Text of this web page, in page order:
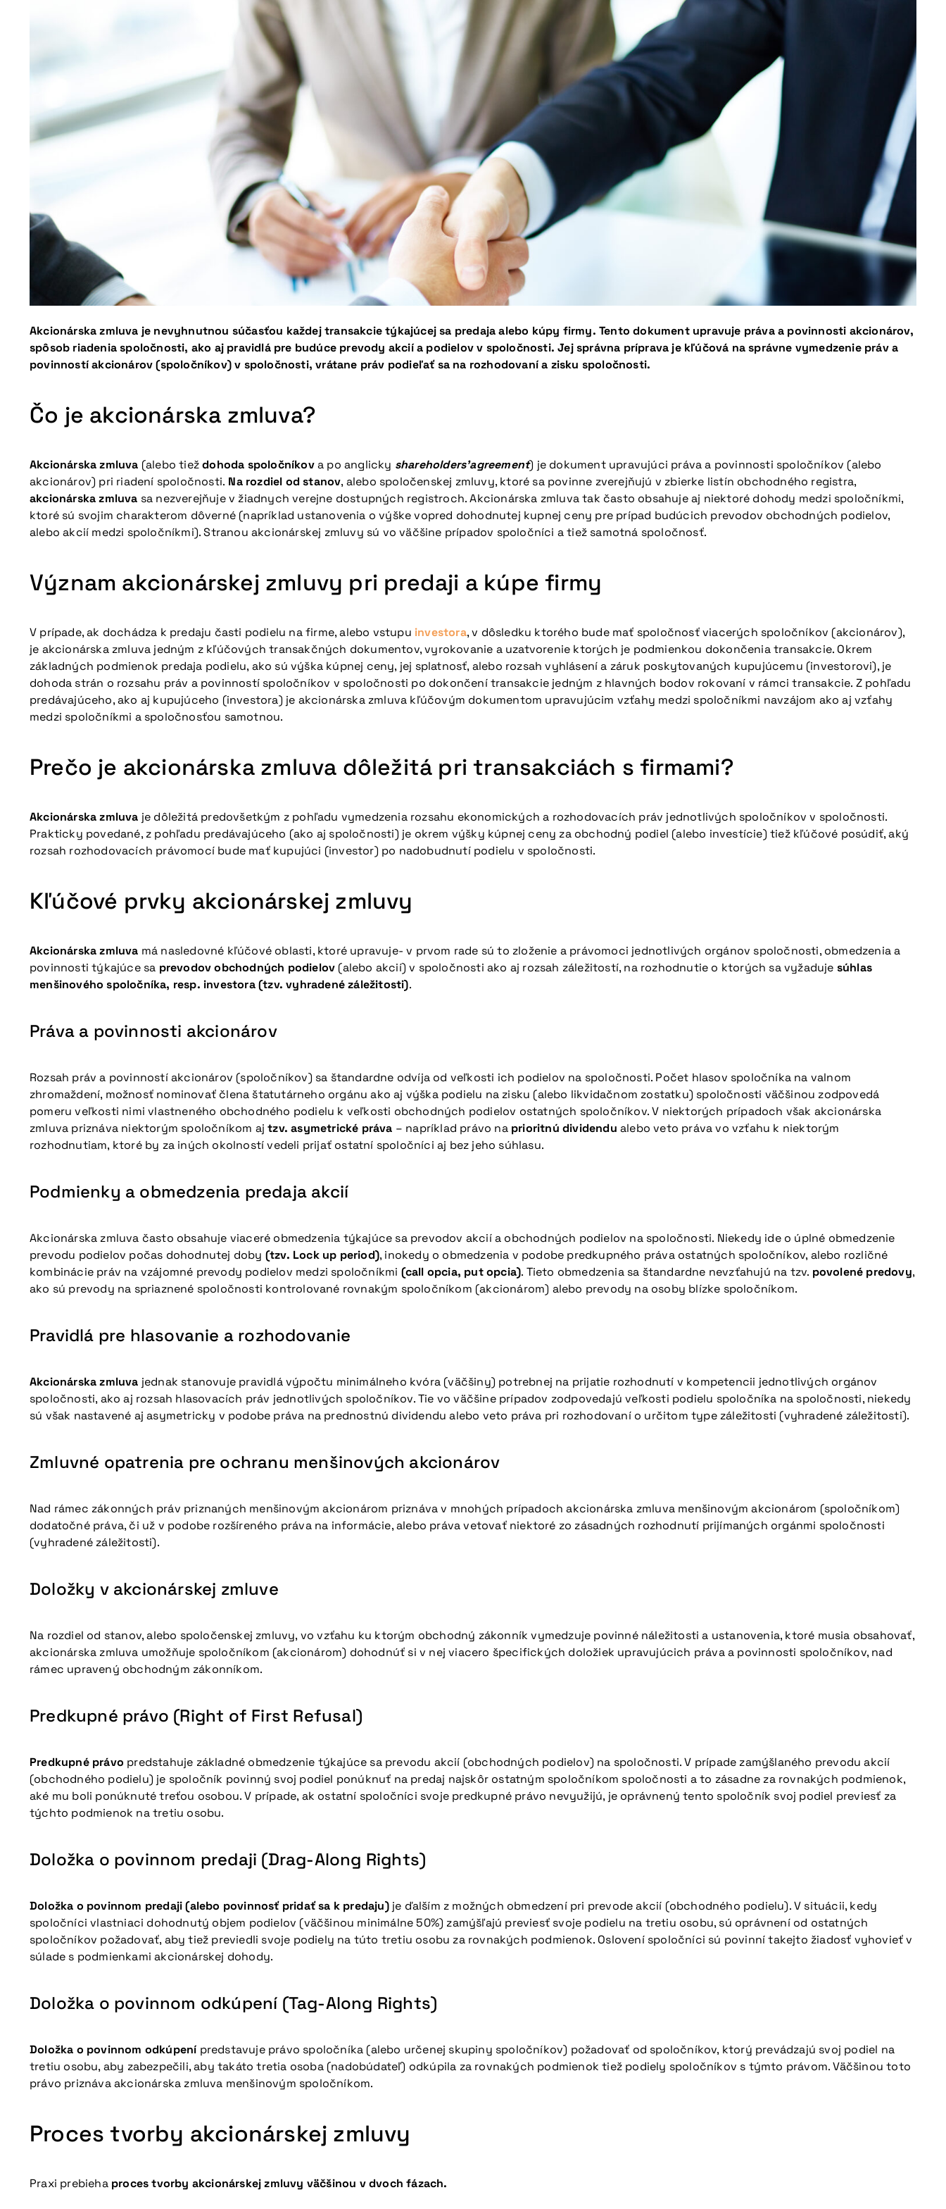
Akcionárska zmluva je nevyhnutnou súčasťou každej transakcie týkajúcej sa predaja alebo kúpy firmy. Tento dokument upravuje práva a povinnosti akcionárov,
spôsob riadenia spoločnosti, ako aj pravidlá pre budúce prevody akcií a podielov v spoločnosti. Jej správna príprava je kľúčová na správne vymedzenie práv a
povinností akcionárov (spoločníkov) v spoločnosti, vrátane práv podieľať sa na rozhodovaní a zisku spoločnosti.
Čo je akcionárska zmluva?
Akcionárska zmluva (alebo tieždohoda spoločníkova po anglicky shareholders’agreement) je dokument upravujúci práva a povinnosti spoločníkov (alebo
akcionárov) pri riadení spoločnosti. Na rozdiel od stanov, alebo spoločenskej zmluvy, ktoré sa povinne zverejňujú v zbierke listín obchodného registra,
akcionárska zmluva sa nezverejňuje v žiadnych verejne dostupných registroch. Akcionárska zmluva tak často obsahuje aj niektoré dohody medzi spoločníkmi,
ktoré sú svojim charakterom dôverné (napríklad ustanovenia o výške vopred dohodnutej kupnej ceny pre prípad budúcich prevodov obchodných podielov,
alebo akcií medzi spoločníkmi). Stranou akcionárskej zmluvy sú vo väčšine prípadov spoločníci a tiež samotná spoločnosť.
Význam akcionárskej zmluvy pri predaji a kúpe firmy
V prípade, ak dochádza k predaju časti podielu na firme, alebo vstupu investora, v dôsledku ktorého bude mať spoločnosť viacerých spoločníkov (akcionárov),
je akcionárska zmluva jedným z kľúčových transakčných dokumentov, vyrokovanie a uzatvorenie ktorých je podmienkou dokončenia transakcie. Okrem
základných podmienok predaja podielu, ako sú výška kúpnej ceny, jej splatnosť, alebo rozsah vyhlásení a záruk poskytovaných kupujúcemu (investorovi), je
dohoda strán o rozsahu práv a povinností spoločníkov v spoločnosti po dokončení transakcie jedným z hlavných bodov rokovaní v rámci transakcie. Z pohľadu
predávajúceho, ako aj kupujúceho (investora) je akcionárska zmluva kľúčovým dokumentom upravujúcim vzťahy medzi spoločníkmi navzájom ako aj vzťahy
medzi spoločníkmi a spoločnosťou samotnou.
Prečo je akcionárska zmluva dôležitá pri transakciách s firmami?
Akcionárska zmluva je dôležitá predovšetkým z pohľadu vymedzenia rozsahu ekonomických a rozhodovacích práv jednotlivých spoločníkov v spoločnosti.
Prakticky povedané, z pohľadu predávajúceho (ako aj spoločnosti) je okrem výšky kúpnej ceny za obchodný podiel (alebo investície) tiež kľúčové posúdiť, aký
rozsah rozhodovacích právomocí bude mať kupujúci (investor) po nadobudnutí podielu v spoločnosti.
Kľúčové prvky akcionárskej zmluvy
Akcionárska zmluva má nasledovné kľúčové oblasti, ktoré upravuje- v prvom rade sú to zloženie a právomoci jednotlivých orgánov spoločnosti, obmedzenia a
povinnosti týkajúce sa prevodov obchodných podielov (alebo akcií) v spoločnosti ako aj rozsah záležitostí, na rozhodnutie o ktorých sa vyžaduje súhlas
menšinového spoločníka, resp. investora (tzv. vyhradené záležitosti).
Práva a povinnosti akcionárov
Rozsah práv a povinností akcionárov (spoločníkov) sa štandardne odvíja od veľkosti ich podielov na spoločnosti. Počet hlasov spoločníka na valnom
zhromaždení, možnosť nominovať člena štatutárneho orgánu ako aj výška podielu na zisku (alebo likvidačnom zostatku) spoločnosti väčšinou zodpovedá
pomeru veľkosti nimi vlastneného obchodného podielu k veľkosti obchodných podielov ostatných spoločníkov. V niektorých prípadoch však akcionárska
zmluva priznáva niektorým spoločníkom aj tzv. asymetrické práva – napríklad právo na prioritnú dividendu alebo veto práva vo vzťahu k niektorým
rozhodnutiam, ktoré by za iných okolností vedeli prijať ostatní spoločníci aj bez jeho súhlasu.
Podmienky a obmedzenia predaja akcií
Akcionárska zmluva často obsahuje viaceré obmedzenia týkajúce sa prevodov akcií a obchodných podielov na spoločnosti. Niekedy ide o úplné obmedzenie
prevodu podielov počas dohodnutej doby (tzv. Lock up period), inokedy o obmedzenia v podobe predkupného práva ostatných spoločníkov, alebo rozličné
kombinácie práv na vzájomné prevody podielov medzi spoločníkmi (call opcia, put opcia). Tieto obmedzenia sa štandardne nevzťahujú na tzv. povolené predovy,
ako sú prevody na spriaznené spoločnosti kontrolované rovnakým spoločníkom (akcionárom) alebo prevody na osoby blízke spoločníkom.
Pravidlá pre hlasovanie a rozhodovanie
Akcionárska zmluva jednak stanovuje pravidlá výpočtu minimálneho kvóra (väčšiny) potrebnej na prijatie rozhodnutí v kompetencii jednotlivých orgánov
spoločnosti, ako aj rozsah hlasovacích práv jednotlivých spoločníkov. Tie vo väčšine prípadov zodpovedajú veľkosti podielu spoločníka na spoločnosti, niekedy
sú však nastavené aj asymetricky v podobe práva na prednostnú dividendu alebo veto práva pri rozhodovaní o určitom type záležitosti (vyhradené záležitosti).
Zmluvné opatrenia pre ochranu menšinových akcionárov
Nad rámec zákonných práv priznaných menšinovým akcionárom priznáva v mnohých prípadoch akcionárska zmluva menšinovým akcionárom (spoločníkom)
dodatočné práva, či už v podobe rozšíreného práva na informácie, alebo práva vetovať niektoré zo zásadných rozhodnutí prijímaných orgánmi spoločnosti
(vyhradené záležitosti).
Doložky v akcionárskej zmluve
Na rozdiel od stanov, alebo spoločenskej zmluvy, vo vzťahu ku ktorým obchodný zákonník vymedzuje povinné náležitosti a ustanovenia, ktoré musia obsahovať,
akcionárska zmluva umožňuje spoločníkom (akcionárom) dohodnúť si v nej viacero špecifických doložiek upravujúcich práva a povinnosti spoločníkov, nad
rámec upravený obchodným zákonníkom.
Predkupné právo (Right of First Refusal)
Predkupné právo predstahuje základné obmedzenie týkajúce sa prevodu akcií (obchodných podielov) na spoločnosti. V prípade zamýšlaného prevodu akcií
(obchodného podielu) je spoločník povinný svoj podiel ponúknuť na predaj najskôr ostatným spoločníkom spoločnosti a to zásadne za rovnakých podmienok,
aké mu boli ponúknuté treťou osobou. V prípade, ak ostatní spoločníci svoje predkupné právo nevyužijú, je oprávnený tento spoločník svoj podiel previesť za
týchto podmienok na tretiu osobu.
Doložka o povinnom predaji (Drag-Along Rights)
Doložka o povinnom predaji (alebo povinnosť pridať sa k predaju) je ďalším z možných obmedzení pri prevode akcií (obchodného podielu). V situácii, kedy
spoločníci vlastniaci dohodnutý objem podielov (väčšinou minimálne 50%) zamýšľajú previesť svoje podielu na tretiu osobu, sú oprávnení od ostatných
spoločníkov požadovať, aby tiež previedli svoje podiely na túto tretiu osobu za rovnakých podmienok. Oslovení spoločníci sú povinní takejto žiadosť vyhovieť v
súlade s podmienkami akcionárskej dohody.
Doložka o povinnom odkúpení (Tag-Along Rights)
Doložka o povinnom odkúpení predstavuje právo spoločníka (alebo určenej skupiny spoločníkov) požadovať od spoločníkov, ktorý prevádzajú svoj podiel na
tretiu osobu, aby zabezpečili, aby takáto tretia osoba (nadobúdateľ) odkúpila za rovnakých podmienok tiež podiely spoločníkov s týmto právom. Väčšinou toto
právo priznáva akcionárska zmluva menšinovým spoločníkom.
Proces tvorby akcionárskej zmluvy
Praxi prebieha proces tvorby akcionárskej zmluvy väčšinou v dvoch fázach.